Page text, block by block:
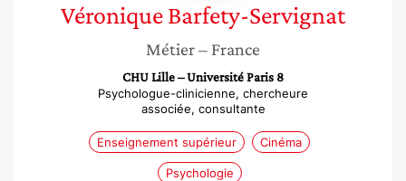
VéroniqueBarfety-Servignat
Métier– France
CHU Lille – Université Paris 8
Psychologue-clinicienne, chercheure
associée, consultante
Enseignement supérieur Cinéma
Psychologie